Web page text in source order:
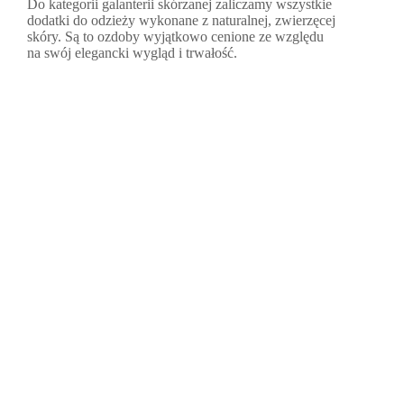
Do kategorii galanterii skórzanej zaliczamy wszystkie
dodatki do odzieży wykonane z naturalnej, zwierzęcej
skóry. Są to ozdoby wyjątkowo cenione ze względu
na swój elegancki wygląd i trwałość.